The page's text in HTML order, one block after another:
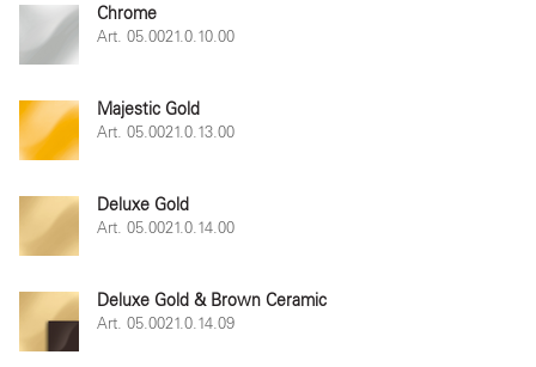
Chrome
Art. 05.0021.0.10.00
Majestic Gold
Art. 05.0021.0.13.00
Deluxe Gold
Art. 05.0021.0.14.00
Deluxe Gold & Brown Ceramic
Art. 05.0021.0.14.09